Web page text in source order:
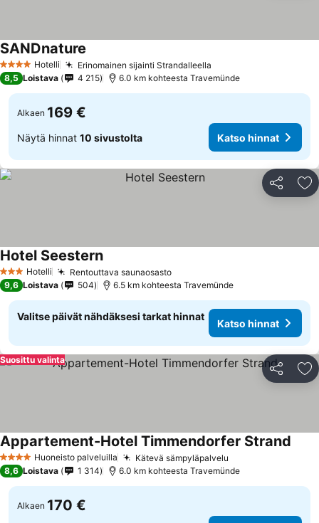
4 Tähtiluokitus
Hotelli Erinomainen sijainti Strandalleella
SANDnature
8,5 Loistava 4 215 6.0 km kohteesta Travemünde
Alkaen 169 €
Näytä hinnat 10 sivustolta Katso hinnat
Jaa
3 Tähtiluokitus
Hotelli Rentouttava saunaosasto
Hotel Seestern
9,6 Loistava 504 6.5 km kohteesta Travemünde
Valitse päivät nähdäksesi tarkat hinnat
Katso hinnat
Jaa
Suosittu valinta
4 TähtiluokitusHuoneisto palveluilla Kätevä sämpyläpalvelu
Appartement-Hotel Timmendorfer Strand
8,6 Loistava 1 314 6.0 km kohteesta Travemünde
Alkaen 170 €